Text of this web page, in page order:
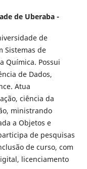
de Uberaba -
de
Sistemas de
Química. Possui
de Dados,
Atua
ciência da
ministrando
a Objetos e
de pesquisas
de curso, com
licenciamento